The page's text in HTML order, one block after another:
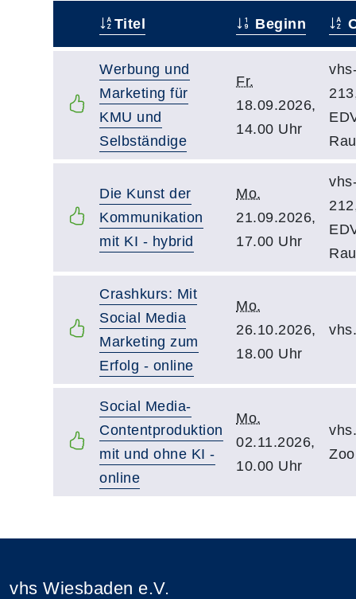
Titel Beginn
Werbung und
Marketing für
KMU und
Selbständige
Fr.
18.09.2026,
14.00 Uhr
Die Kunst der
Kommunikation
mit KI - hybrid
Mo.
21.09.2026,
17.00 Uhr
Crashkurs: Mit
Social Media
Marketing zum
Erfolg - online
Mo.
26.10.2026,
18.00 Uhr
Social Media-
Contentproduktion
mit und ohne KI -
online
Mo.
02.11.2026,
10.00 Uhr
vhs Wiesbaden e.V.